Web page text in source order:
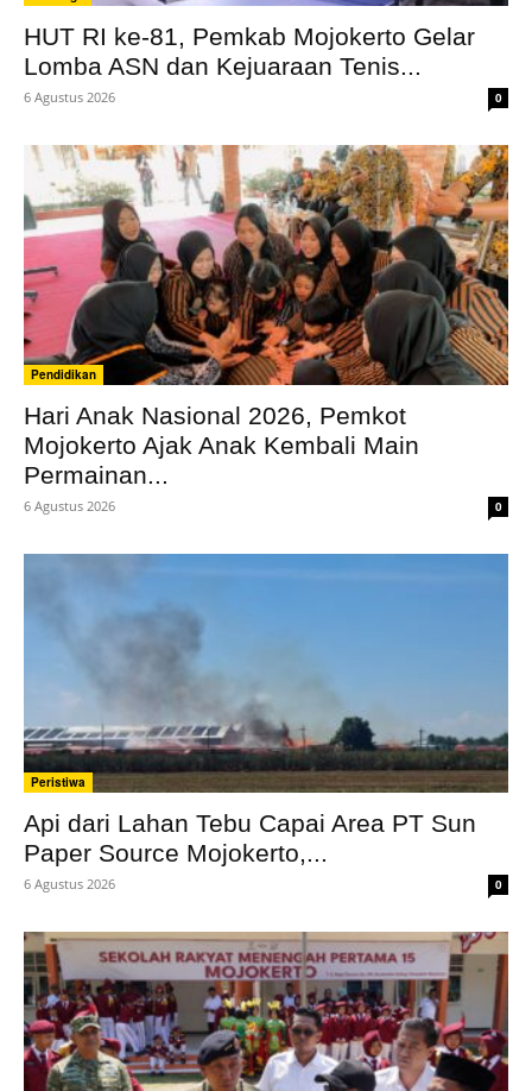
HUT RI ke-81, Pemkab Mojokerto Gelar
Lomba ASN dan Kejuaraan Tenis...
6 Agustus 2026 0
Pendidikan
Hari Anak Nasional 2026, Pemkot
Mojokerto Ajak Anak Kembali Main
Permainan...
6 Agustus 2026 0
Peristiwa
Api dari Lahan Tebu Capai Area PT Sun
Paper Source Mojokerto,...
6 Agustus 2026 0